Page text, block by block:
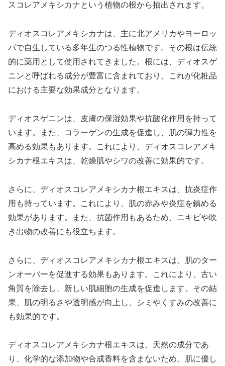
スコレアメキシカナという植物の根から抽出されます。
ディオスコレアメキシカナは、主に北アメリカやヨーロッ
パで自生している多年生のつる性植物です。その根は伝統
的に薬用として使用されてきました。根には、ディオスゲ
ニンと呼ばれる成分が豊富に含まれており、これが化粧品
における主要な効果成分となります。
ディオスゲニンは、皮膚の保湿効果や抗酸化作用を持って
います。また、コラーゲンの生成を促進し、肌の弾力性を
高める効果もあります。これにより、ディオスコレアメキ
シカナ根エキスは、乾燥肌やシワの改善に効果的です。
さらに、ディオスコレアメキシカナ根エキスは、抗炎症作
用も持っています。これにより、肌の赤みや炎症を鎮める
効果があります。また、抗菌作用もあるため、ニキビや吹
き出物の改善にも役立ちます。
さらに、ディオスコレアメキシカナ根エキスは、肌のター
ンオーバーを促進する効果もあります。これにより、古い
角質を除去し、新しい肌細胞の生成を促進します。その結
果、肌の明るさや透明感が向上し、シミやくすみの改善に
も効果的です。
ディオスコレアメキシカナ根エキスは、天然の成分であ
り、化学的な添加物や合成香料を含まないため、肌に優し